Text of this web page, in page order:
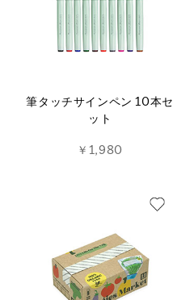
筆タッチサインペン 10本セ
ット
￥1,980